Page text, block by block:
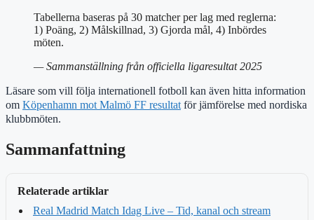
Tabellerna baseras på 30 matcher per lag med reglerna:
1) Poäng, 2) Målskillnad, 3) Gjorda mål, 4) Inbördes
möten.
— Sammanställning från officiella ligaresultat 2025
Läsare som vill följa internationell fotboll kan även hitta information
om Köpenhamn mot Malmö FF resultatför jämförelse med nordiska
klubbmöten.
Sammanfattning
Relaterade artiklar
Real Madrid Match Idag Live – Tid, kanal och stream